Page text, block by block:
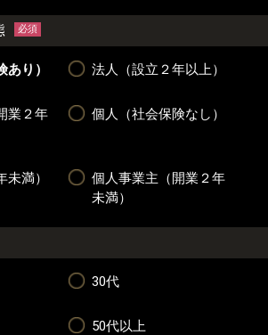
必須
り） 法人（設立２年以上）
業２年
個人（社会保険なし）
満）
個人事業主（開業２年
未満）
30代
50代以上